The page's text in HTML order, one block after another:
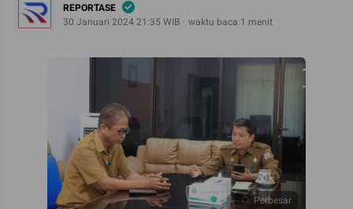
REPORTASE
30 Januari 2024 21:35 WIB
waktu baca 1 menit
Perbesar